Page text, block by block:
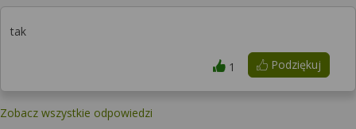
tak
Podziękuj
1
Zobacz wszystkie odpowiedzi